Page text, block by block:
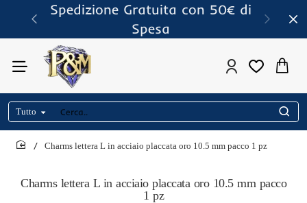
Spedizione Gratuita con 50€ di
Spesa
Tutto
Cerca..
Charms lettera L in acciaio placcata oro 10.5 mm pacco
1 pz
Charms lettera L in acciaio placcata oro 10.5 mm pacco 1 pz